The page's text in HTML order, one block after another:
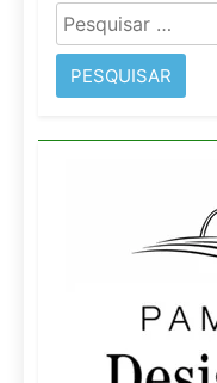
Pesquisar
por: